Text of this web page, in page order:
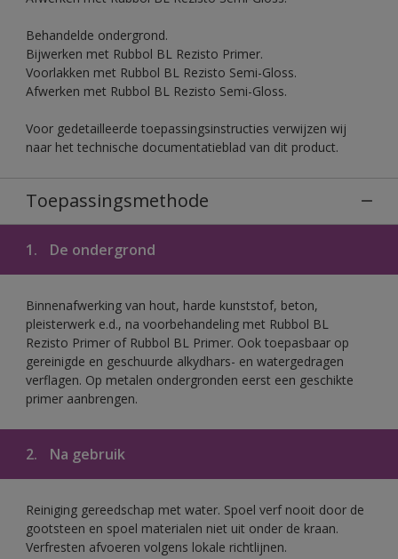
Behandelde ondergrond.
Bijwerken met Rubbol BL Rezisto Primer.
Voorlakken met Rubbol BL Rezisto Semi-Gloss.
Afwerken met Rubbol BL Rezisto Semi-Gloss.
Voor gedetailleerde toepassingsinstructies verwijzen wij
naar het technische documentatieblad van dit product.
Toepassingsmethode
1. De ondergrond
Binnenafwerking van hout, harde kunststof, beton,
pleisterwerk e.d., na voorbehandeling met Rubbol BL
Rezisto Primer of Rubbol BL Primer. Ook toepasbaar op
gereinigde en geschuurde alkydhars- en watergedragen
verflagen. Op metalen ondergronden eerst een geschikte
primer aanbrengen.
2. Na gebruik
Reiniging gereedschap met water. Spoel verf nooit door de
gootsteen en spoel materialen niet uit onder de kraan.
Verfresten afvoeren volgens lokale richtlijnen.